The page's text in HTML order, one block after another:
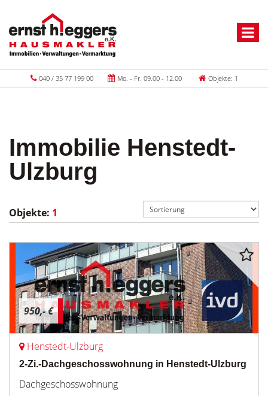
040 / 35 77 199 00 Mo. - Fr. 09.00 - 12.00 Objekte: 1
Immobilie Henstedt-
Ulzburg
Objekte: 1
950,- €
Henstedt-Ulzburg
2-Zi.-Dachgeschosswohnung in Henstedt-Ulzburg
Dachgeschosswohnung